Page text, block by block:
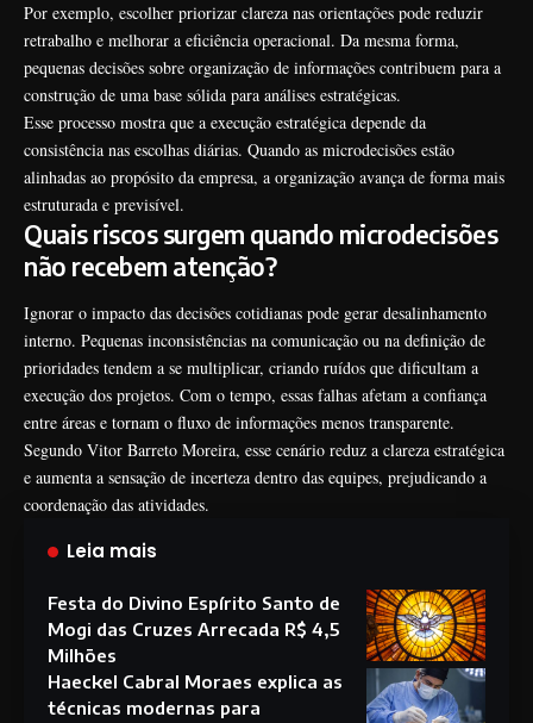
Por exemplo, escolher priorizar clareza nas orientações pode reduzir
retrabalho e melhorar a eficiência operacional. Da mesma forma,
pequenas decisões sobre organização de informações contribuem para a
construção de uma base sólida para análises estratégicas.
Esse processo mostra que a execução estratégica depende da
consistência nas escolhas diárias. Quando as microdecisões estão
alinhadas ao propósito da empresa, a organização avança de forma mais
estruturada e previsível.
Quais riscos surgem quando microdecisões
não recebem atenção?
Ignorar o impacto das decisões cotidianas pode gerar desalinhamento
interno. Pequenas inconsistências na comunicação ou na definição de
prioridades tendem a se multiplicar, criando ruídos que dificultam a
execução dos projetos. Com o tempo, essas falhas afetam a confiança
entre áreas e tornam o fluxo de informações menos transparente.
Segundo Vitor Barreto Moreira, esse cenário reduz a clareza estratégica
e aumenta a sensação de incerteza dentro das equipes, prejudicando a
coordenação das atividades.
Leia mais
Festa do Divino Espírito Santo de
Mogi das Cruzes Arrecada R$ 4,5
Milhões
Haeckel Cabral Moraes explica as
técnicas modernas para